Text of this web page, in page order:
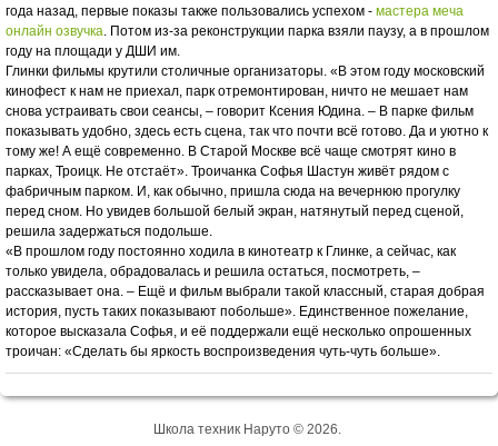
года назад, первые показы также пользовались успехом - мастера меча
онлайн озвучка. Потом из-за реконструкции парка взяли паузу, а в прошлом
году на площади у ДШИ им.
Глинки фильмы крутили столичные организаторы. «В этом году московский
кинофест к нам не приехал, парк отремонтирован, ничто не мешает нам
снова устраивать свои сеансы, – говорит Ксения Юдина. – В парке фильм
показывать удобно, здесь есть сцена, так что почти всё готово. Да и уютно к
тому же! А ещё современно. В Старой Москве всё чаще смотрят кино в
парках, Троицк. Не отстаёт». Троичанка Софья Шастун живёт рядом с
фабричным парком. И, как обычно, пришла сюда на вечернюю прогулку
перед сном. Но увидев большой белый экран, натянутый перед сценой,
решила задержаться подольше.
«В прошлом году постоянно ходила в кинотеатр к Глинке, а сейчас, как
только увидела, обрадовалась и решила остаться, посмотреть, –
рассказывает она. – Ещё и фильм выбрали такой классный, старая добрая
история, пусть таких показывают побольше». Единственное пожелание,
которое высказала Софья, и её поддержали ещё несколько опрошенных
троичан: «Сделать бы яркость воспроизведения чуть-чуть больше».
Школа техник Наруто © 2026.